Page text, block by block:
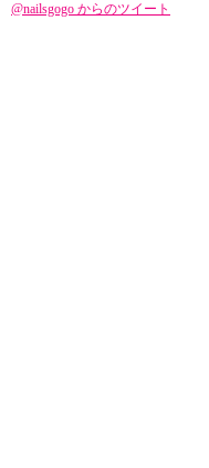
@nailsgogo からのツイート